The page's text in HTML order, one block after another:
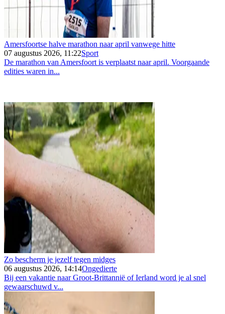
Amersfoortse halve marathon naar april vanwege hitte
07 augustus 2026, 11:22Sport
De marathon van Amersfoort is verplaatst naar april. Voorgaande
edities waren in...
Zo bescherm je jezelf tegen midges
06 augustus 2026, 14:14Ongedierte
Bij een vakantie naar Groot-Brittannië of Ierland word je al snel
gewaarschuwd v...